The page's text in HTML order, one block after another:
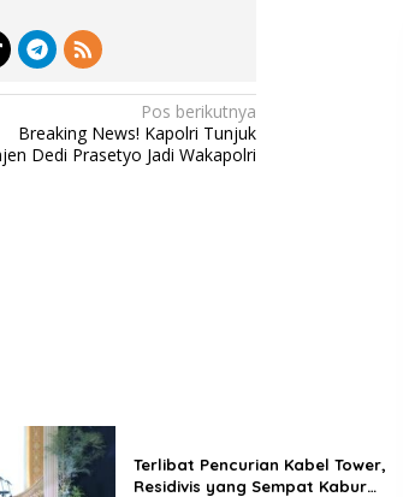
Pos berikutnya
Breaking News! Kapolri Tunjuk
Dedi Prasetyo Jadi Wakapolri
Terlibat Pencurian Kabel Tower,
Residivis yang Sempat Kabur